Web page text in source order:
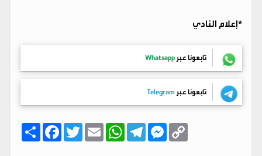
*إعلام النادي
تابعونا عبر Whatsapp
تابعونا عبر Telegram
ا
F
a
T
w
E
m
W
h
T
e
M
e
C